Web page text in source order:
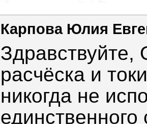
Карпова Юлия
расчёска и
никогда не